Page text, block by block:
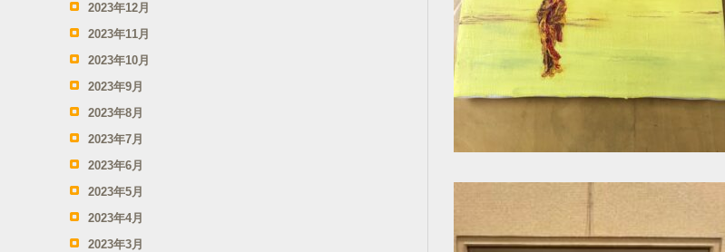
2023年12月
2023年11月
2023年10月
2023年9月
2023年8月
2023年7月
2023年6月
2023年5月
2023年4月
2023年3月